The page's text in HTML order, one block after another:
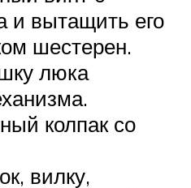
и вытащить его
шестерен.
люка
колпак со
вилку,